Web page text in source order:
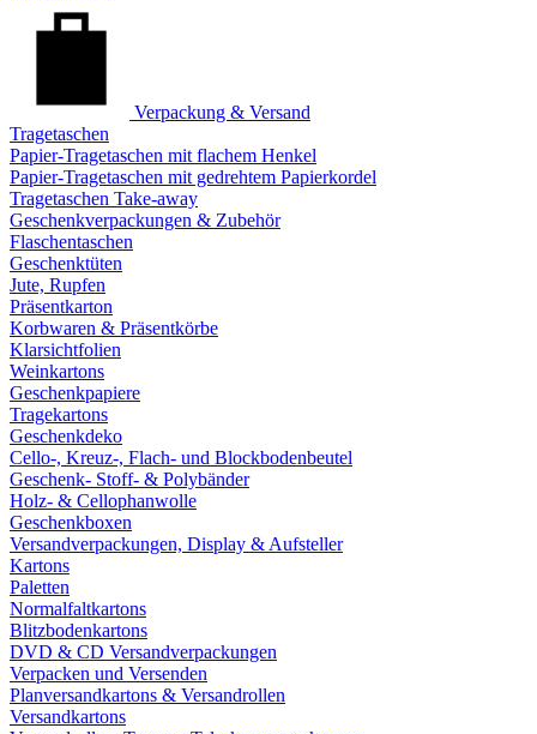
Verpackung & Versand
Tragetaschen
Papier-Tragetaschen mit flachem Henkel
Papier-Tragetaschen mit gedrehtem Papierkordel
Tragetaschen Take-away
Geschenkverpackungen & Zubehör
Flaschentaschen
Geschenktüten
Jute, Rupfen
Präsentkarton
Korbwaren & Präsentkörbe
Klarsichtfolien
Weinkartons
Geschenkpapiere
Tragekartons
Geschenkdeko
Cello-, Kreuz-, Flach- und Blockbodenbeutel
Geschenk- Stoff- & Polybänder
Holz- & Cellophanwolle
Geschenkboxen
Versandverpackungen, Display & Aufsteller
Kartons
Paletten
Normalfaltkartons
Blitzbodenkartons
DVD & CD Versandverpackungen
Verpacken und Versenden
Planversandkartons & Versandrollen
Versandkartons